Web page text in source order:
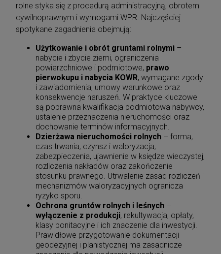
Prawo karne - zbiór przepisów. Kodeks
karny. Kodeks postępowania karnego.
Kodeks karny wykonawczy. Kodeks
sprawach o wykroczenia. Kodeks karny
skarb
88,11 zł
Cena regularna: 99,00 zł
Najniższa cena:88,11 zł
Kodeks postępowania administracyjnego.
Ordynacja podatkowa. Samorządowe
kolegia odwoławcze. Postępowanie
rolne styka się z procedurą administracyjną, obrotem
cywilnoprawnym i wymogami WPR. Najczęściej
spotykane zagadnienia obejmują:
Użytkowanie i obrót gruntami rolnymi –
nabycie i zbycie ziemi, ograniczenia
powierzchniowe i podmiotowe, prawo
pierwokupu i nabycia KOWR, wymagane zgody
i zawiadomienia, umowy warunkowe oraz
konsekwencje naruszeń. W praktyce kluczowe
są poprawna kwalifikacja podmiotowa nabywcy,
ustalenie przeznaczenia nieruchomości oraz
dochowanie terminów informacyjnych.
Dzierżawa nieruchomości rolnych – forma,
czas trwania, czynsz i waloryzacja,
zabezpieczenia, ujawnienie w księdze wieczystej,
rozliczenia nakładów oraz zakończenie
stosunku prawnego. Utrwalenie zasad rozliczeń i
mechanizmów waloryzacyjnych ogranicza
ryzyko sporu.
Ochrona gruntów rolnych i leśnych –
wyłączenie z produkcji, rekultywacja, opłaty,
klasy bonitacyjne i ich znaczenie dla inwestycji.
Prawidłowe przygotowanie dokumentacji
geodezyjnej i planistycznej ma zasadnicze